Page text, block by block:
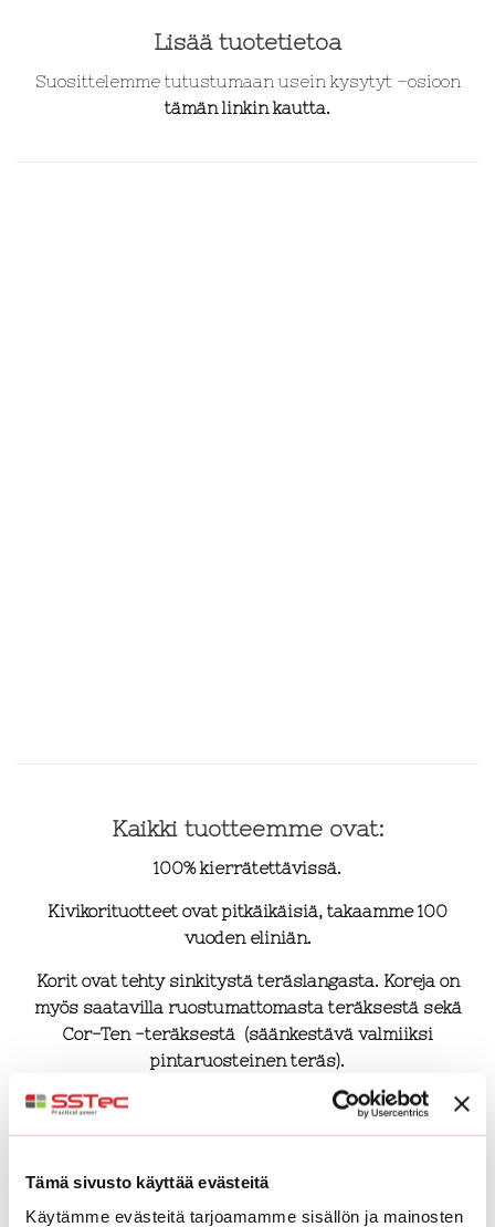
Tämä sivusto käyttää evästeitä
Käytämme evästeitä tarjoamamme sisällön ja mainosten
Lisää tuotetietoa
Suosittelemme tutustumaan usein kysytyt –osioon
tämän linkin kautta.
Kaikki tuotteemme ovat:
100% kierrätettävissä.
Kivikorituotteet ovat pitkäikäisiä, takaamme 100
vuoden eliniän.
Korit ovat tehty sinkitystä teräslangasta. Koreja on
myös saatavilla ruostumattomasta teräksestä sekä
Cor-Ten -teräksestä (säänkestävä valmiiksi
pintaruosteinen teräs).
Suunnittelupalvelu
Mikäli haluat miettiä pihasi kokonaisuutta, niin